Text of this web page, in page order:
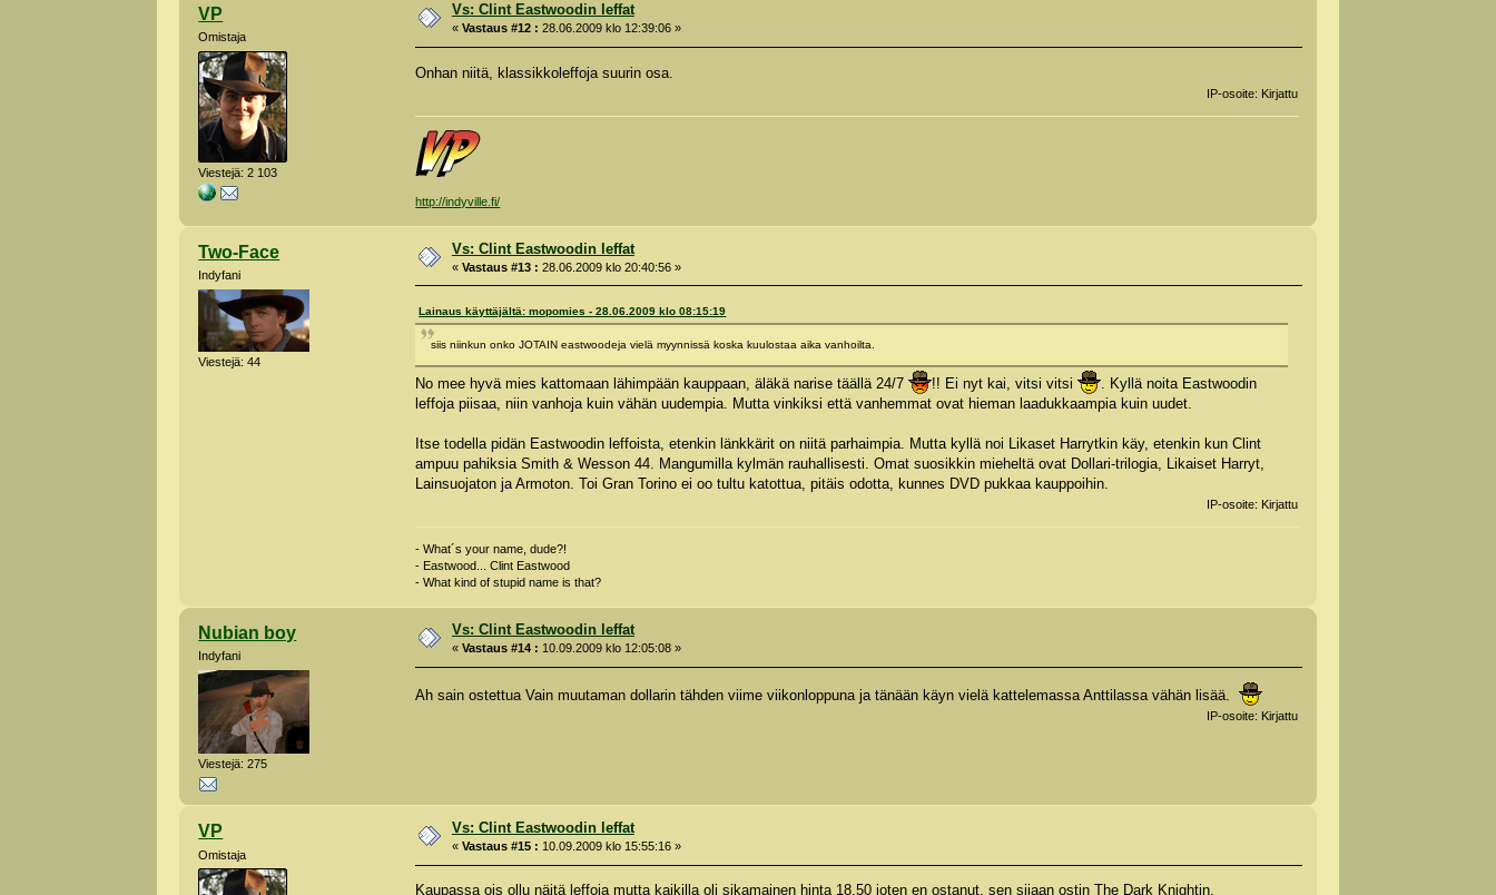
VP
Omistaja
Viestejä: 2 103
Vs: Clint Eastwoodin leffat
« Vastaus #12 : 28.06.2009 klo 12:39:06 »
Onhan niitä, klassikkoleffoja suurin osa.
IP-osoite: Kirjattu
http://indyville.fi/
Two-Face
Indyfani
Viestejä: 44
Vs: Clint Eastwoodin leffat
« Vastaus #13 : 28.06.2009 klo 20:40:56 »
Lainaus käyttäjältä: mopomies - 28.06.2009 klo 08:15:19
siis niinkun onko JOTAIN eastwoodeja vielä myynnissä koska kuulostaa aika vanhoilta.
No mee hyvä mies kattomaan lähimpään kauppaan, äläkä narise täällä 24/7 !! Ei nyt kai, vitsi vitsi
. Kyllä noita Eastwoodin
leffoja piisaa, niin vanhoja kuin vähän uudempia. Mutta vinkiksi että vanhemmat ovat hieman laadukkaampia kuin uudet.
Itse todella pidän Eastwoodin leffoista, etenkin länkkärit on niitä parhaimpia. Mutta kyllä noi Likaset Harrytkin käy, etenkin kun Clint
ampuu pahiksia Smith & Wesson 44. Mangumilla kylmän rauhallisesti. Omat suosikkin mieheltä ovat Dollari-trilogia, Likaiset Harryt,
Lainsuojaton ja Armoton. Toi Gran Torino ei oo tultu katottua, pitäis odotta, kunnes DVD pukkaa kauppoihin.
IP-osoite: Kirjattu
- What´s your name, dude?!
- Eastwood... Clint Eastwood
- What kind of stupid name is that?
Nubian boy
Indyfani
Viestejä: 275
Vs: Clint Eastwoodin leffat
« Vastaus #14 : 10.09.2009 klo 12:05:08 »
Ah sain ostettua Vain muutaman dollarin tähden viime viikonloppuna ja tänään käyn vielä kattelemassa Anttilassa vähän lisää.
IP-osoite: Kirjattu
VP
Omistaja
Vs: Clint Eastwoodin leffat
« Vastaus #15 : 10.09.2009 klo 15:55:16 »
Kaupassa ois ollu näitä leffoja mutta kaikilla oli sikamainen hinta 18,50 joten en ostanut, sen sijaan ostin The Dark Knightin.